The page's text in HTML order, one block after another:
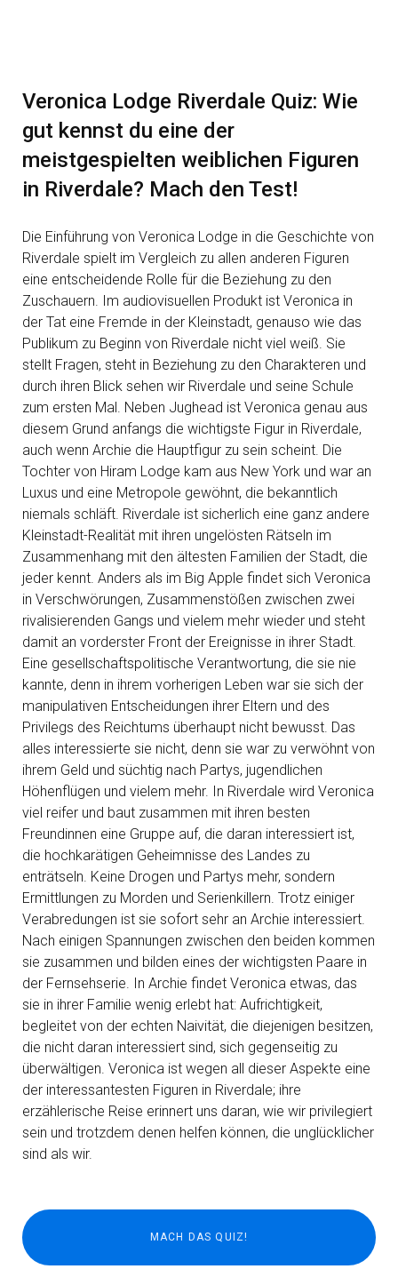
Veronica Lodge Riverdale Quiz: Wie
gut kennst du eine der
meistgespielten weiblichen Figuren
in Riverdale? Mach den Test!
Die Einführung von Veronica Lodge in die Geschichte von
Riverdale spielt im Vergleich zu allen anderen Figuren
eine entscheidende Rolle für die Beziehung zu den
Zuschauern. Im audiovisuellen Produkt ist Veronica in
der Tat eine Fremde in der Kleinstadt, genauso wie das
Publikum zu Beginn von Riverdale nicht viel weiß. Sie
stellt Fragen, steht in Beziehung zu den Charakteren und
durch ihren Blick sehen wir Riverdale und seine Schule
zum ersten Mal. Neben Jughead ist Veronica genau aus
diesem Grund anfangs die wichtigste Figur in Riverdale,
auch wenn Archie die Hauptfigur zu sein scheint. Die
Tochter von Hiram Lodge kam aus New York und war an
Luxus und eine Metropole gewöhnt, die bekanntlich
niemals schläft. Riverdale ist sicherlich eine ganz andere
Kleinstadt-Realität mit ihren ungelösten Rätseln im
Zusammenhang mit den ältesten Familien der Stadt, die
jeder kennt. Anders als im Big Apple findet sich Veronica
in Verschwörungen, Zusammenstößen zwischen zwei
rivalisierenden Gangs und vielem mehr wieder und steht
damit an vorderster Front der Ereignisse in ihrer Stadt.
Eine gesellschaftspolitische Verantwortung, die sie nie
kannte, denn in ihrem vorherigen Leben war sie sich der
manipulativen Entscheidungen ihrer Eltern und des
Privilegs des Reichtums überhaupt nicht bewusst. Das
alles interessierte sie nicht, denn sie war zu verwöhnt von
ihrem Geld und süchtig nach Partys, jugendlichen
Höhenflügen und vielem mehr. In Riverdale wird Veronica
viel reifer und baut zusammen mit ihren besten
Freundinnen eine Gruppe auf, die daran interessiert ist,
die hochkarätigen Geheimnisse des Landes zu
enträtseln. Keine Drogen und Partys mehr, sondern
Ermittlungen zu Morden und Serienkillern. Trotz einiger
Verabredungen ist sie sofort sehr an Archie interessiert.
Nach einigen Spannungen zwischen den beiden kommen
sie zusammen und bilden eines der wichtigsten Paare in
der Fernsehserie. In Archie findet Veronica etwas, das
sie in ihrer Familie wenig erlebt hat: Aufrichtigkeit,
begleitet von der echten Naivität, die diejenigen besitzen,
die nicht daran interessiert sind, sich gegenseitig zu
überwältigen. Veronica ist wegen all dieser Aspekte eine
der interessantesten Figuren in Riverdale; ihre
erzählerische Reise erinnert uns daran, wie wir privilegiert
sein und trotzdem denen helfen können, die unglücklicher
sind als wir.